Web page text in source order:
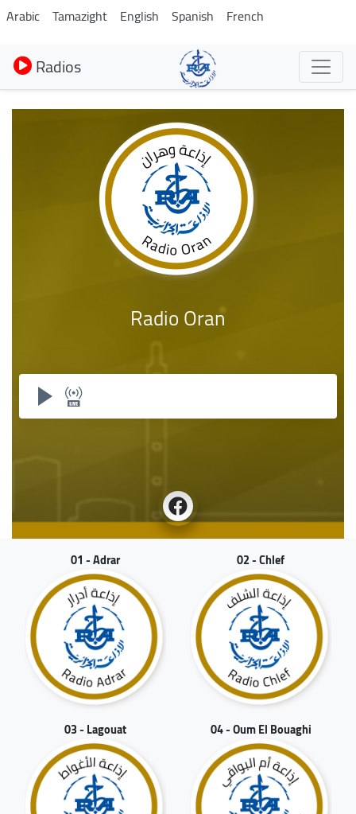
Aller
au
contenu
principal
Arabic Tamazight English Spanish French
Radios
Radio Oran
01 - Adrar 02 - Chlef
03 - Lagouat 04 - Oum El Bouaghi